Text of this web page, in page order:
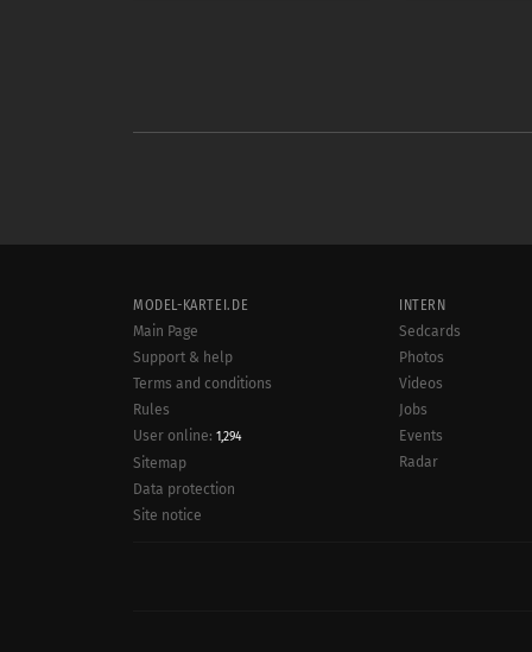
MODEL-KARTEI.DE
Main Page
Support & help
Terms and conditions
Rules
User online: 1,294
Sitemap
Data protection
Site notice
INTERN
Sedcards
Photos
Videos
Jobs
Events
Radar